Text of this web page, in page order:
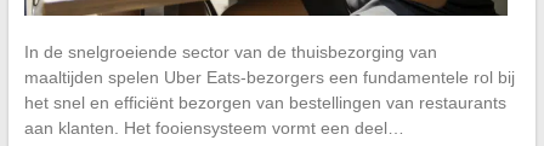
In de snelgroeiende sector van de thuisbezorging van
maaltijden spelen Uber Eats-bezorgers een fundamentele rol bij
het snel en efficiënt bezorgen van bestellingen van restaurants
aan klanten. Het fooiensysteem vormt een deel…